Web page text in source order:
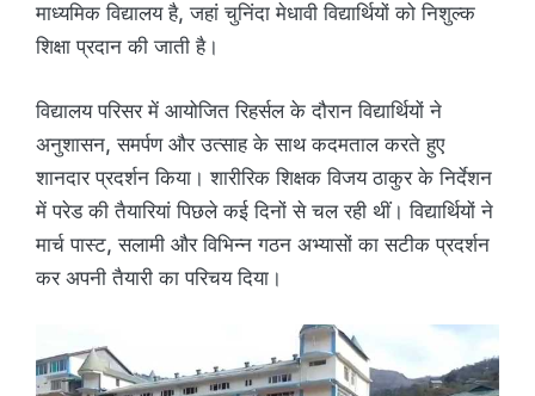
माध्यमिक विद्यालय है, जहां चुनिंदा मेधावी विद्यार्थियों को निशुल्क
शिक्षा प्रदान की जाती है।
विद्यालय परिसर में आयोजित रिहर्सल के दौरान विद्यार्थियों ने
अनुशासन, समर्पण और उत्साह के साथ कदमताल करते हुए
शानदार प्रदर्शन किया। शारीरिक शिक्षक विजय ठाकुर के निर्देशन
में परेड की तैयारियां पिछले कई दिनों से चल रही थीं। विद्यार्थियों ने
मार्च पास्ट, सलामी और विभिन्न गठन अभ्यासों का सटीक प्रदर्शन
कर अपनी तैयारी का परिचय दिया।